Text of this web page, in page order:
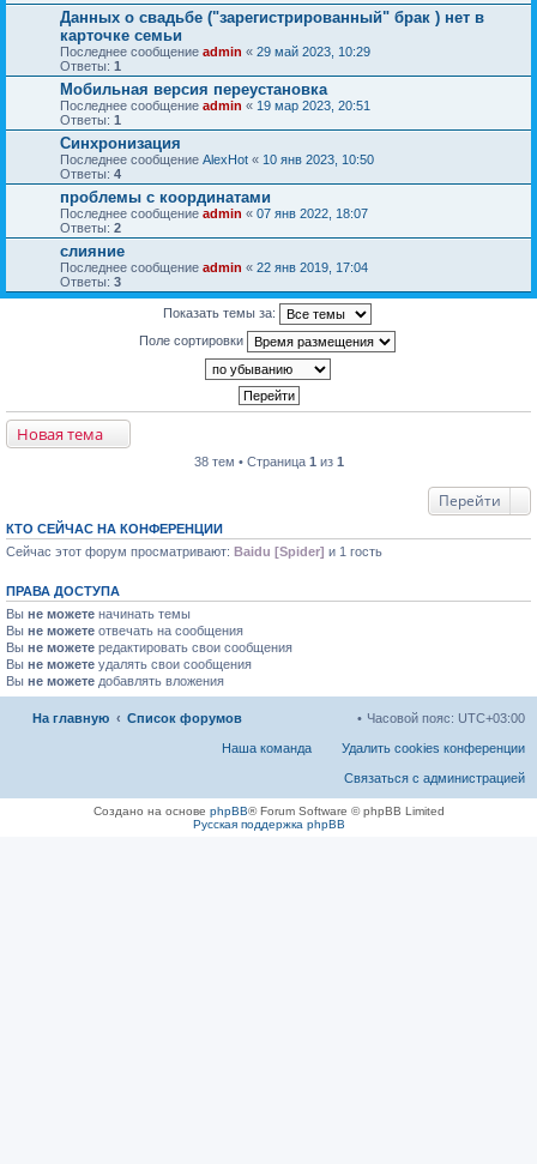
Данных о свадьбе ("зарегистрированный" брак ) нет в
карточке семьи
Последнее сообщение admin « 29 май 2023, 10:29
Ответы: 1
Мобильная версия переустановка
Последнее сообщение admin « 19 мар 2023, 20:51
Ответы: 1
Синхронизация
Последнее сообщение AlexHot « 10 янв 2023, 10:50
Ответы: 4
проблемы с координатами
Последнее сообщение admin « 07 янв 2022, 18:07
Ответы: 2
слияние
Последнее сообщение admin « 22 янв 2019, 17:04
Ответы: 3
Показать темы за:
Поле сортировки
Новая тема
38 тем • Страница 1 из 1
Перейти
КТО СЕЙЧАС НА КОНФЕРЕНЦИИ
Сейчас этот форум просматривают: Baidu [Spider] и 1 гость
ПРАВА ДОСТУПА
Вы не можете начинать темы
Вы не можете отвечать на сообщения
Вы не можете редактировать свои сообщения
Вы не можете удалять свои сообщения
Вы не можете добавлять вложения
На главную Список форумов Часовой пояс: UTC+03:00
Удалить cookies конференции
Наша команда
Связаться с администрацией
Создано на основе phpBB® Forum Software © phpBB Limited
Русская поддержка phpBB